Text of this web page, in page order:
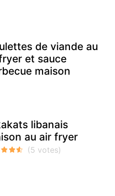
de viande au
et sauce
maison
libanais
au air fryer